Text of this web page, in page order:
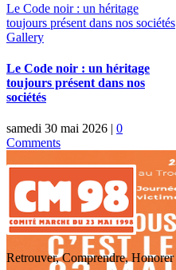
Le Code noir : un héritage
toujours présent dans nos sociétés
Gallery
Le Code noir : un héritage
toujours présent dans nos
sociétés
samedi 30 mai 2026
0
Comments
Retrouver, Comprendre, Honorer